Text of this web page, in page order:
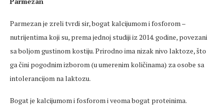
Parmezan je zreli tvrdi sir, bogat kalcijumom i fosforom –
nutrijentima koji su, prema jednoj studiji iz 2014. godine, povezani
sa boljom gustinom kostiju. Prirodno ima nizak nivo laktoze, što
ga čini pogodnim izborom (u umerenim količinama) za osobe sa
intolerancijom na laktozu.
Bogat je kalcijumom i fosforom i veoma bogat proteinima.